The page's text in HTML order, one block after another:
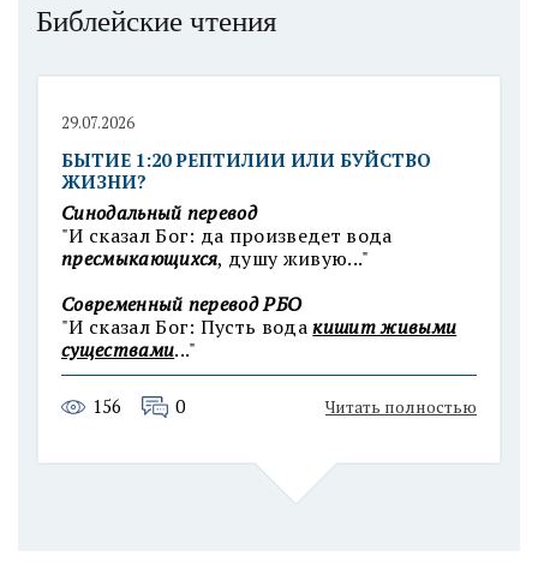
Библейские чтения
29.07.2026
БЫТИЕ 1:20 РЕПТИЛИИ ИЛИ БУЙСТВО
ЖИЗНИ?
Синодальный перевод
"И сказал Бог: да произведет вода
пресмыкающихся, душу живую..."
Современный перевод РБО
"И сказал Бог: Пусть водакишит живыми
существами..."
156 0 Читать полностью